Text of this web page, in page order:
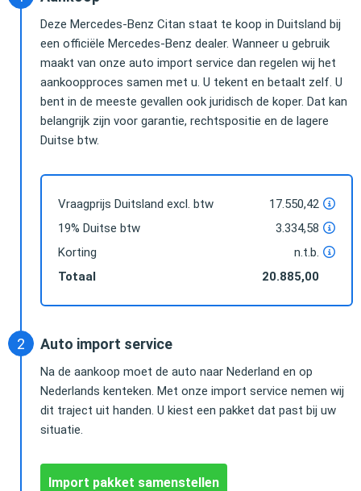
Deze Mercedes-Benz Citan staat te koop in Duitsland bij
een officiële Mercedes-Benz dealer. Wanneer u gebruik
maakt van onze auto import service dan regelen wij het
aankoopproces samen met u. U tekent en betaalt zelf. U
bent in de meeste gevallen ook juridisch de koper. Dat kan
belangrijk zijn voor garantie, rechtspositie en de lagere
Duitse btw.
Vraagprijs Duitsland excl. btw
17.550,42
19% Duitse btw
3.334,58
Korting
n.t.b.
Totaal
20.885,00
Auto import service
Na de aankoop moet de auto naar Nederland en op
Nederlands kenteken. Met onze import service nemen wij
dit traject uit handen. U kiest een pakket dat past bij uw
situatie.
Import pakket samenstellen